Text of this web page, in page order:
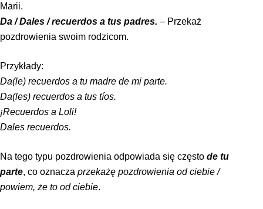
Marii.
Da / Dales / recuerdos a tus padres. – Przekaż
pozdrowienia swoim rodzicom.
Przykłady:
Da(le) recuerdos a tu madre de mi parte.
Da(les) recuerdos a tus tíos.
¡Recuerdos a Loli!
Dales recuerdos.
Na tego typu pozdrowienia odpowiada się często de tu
parte, co oznacza przekażę pozdrowienia od ciebie /
powiem, że to od ciebie.